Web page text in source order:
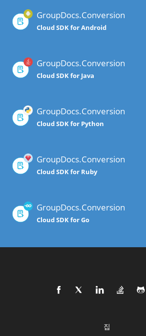
GroupDocs.Conversion
Cloud SDK for Android
GroupDocs.Conversion
Cloud SDK for Java
GroupDocs.Conversion
Cloud SDK for Python
GroupDocs.Conversion
Cloud SDK for Ruby
GroupDocs.Conversion
Cloud SDK for Go
집